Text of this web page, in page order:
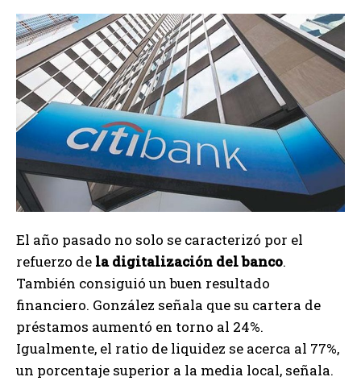
El año pasado no solo se caracterizó por el
refuerzo de la digitalización del banco.
También consiguió un buen resultado
financiero. González señala que su cartera de
préstamos aumentó en torno al 24%.
Igualmente, el ratio de liquidez se acerca al 77%,
un porcentaje superior a la media local, señala.